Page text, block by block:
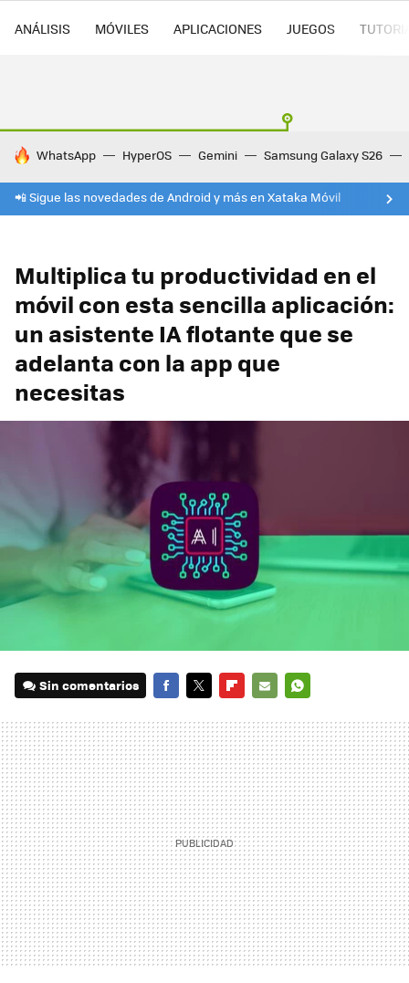
ANÁLISIS MÓVILES APLICACIONES JUEGOS
HOY SE HABLA DE
WhatsApp HyperOS Gemini Samsung Galaxy S26
📲 Sigue las novedades de Android y más en Xataka Móvil
Multiplica tu productividad en el
móvil con esta sencilla aplicación:
un asistente IA flotante que se
adelanta con la app que
necesitas
Sin comentarios
MAIL